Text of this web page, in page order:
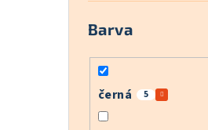
Barva
černá 5